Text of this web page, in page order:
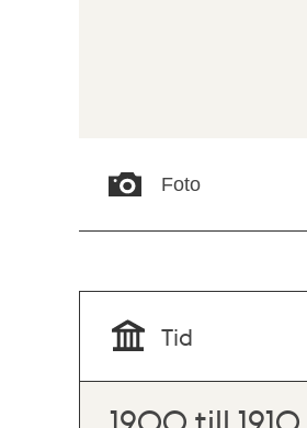
Foto
Tid